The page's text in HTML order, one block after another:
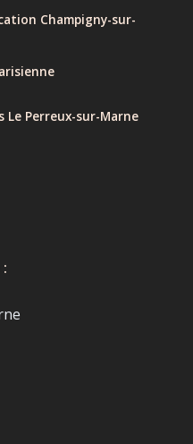
Champigny-sur-
Le Perreux-sur-Marne